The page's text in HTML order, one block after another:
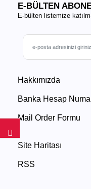
E-BÜLTEN
E-bülten listemize
Hakkımızda
Banka Hesap
Mail Order Formu
Site Haritası
RSS